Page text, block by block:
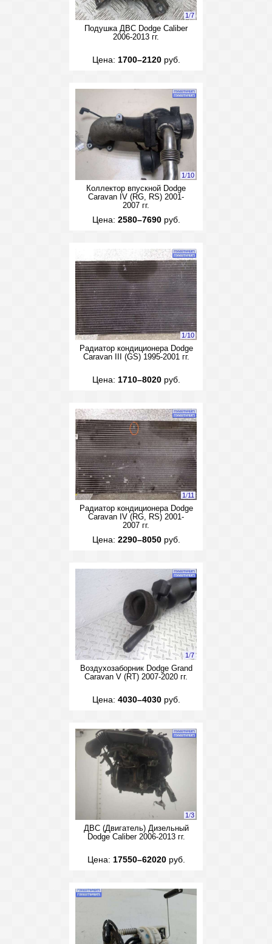
1/7
Подушка ДВС Dodge Caliber
2006-2013 гг.
Цена: 1700–2120руб.
1/10
Коллектор впускной Dodge
Caravan IV (RG, RS) 2001-
2007 гг.
Цена: 2580–7690руб.
1/10
Радиатор кондиционера Dodge
Caravan III (GS) 1995-2001 гг.
Цена: 1710–8020руб.
1/11
Радиатор кондиционера Dodge
Caravan IV (RG, RS) 2001-
2007 гг.
Цена: 2290–8050руб.
1/7
Воздухозаборник Dodge Grand
Caravan V (RT) 2007-2020 гг.
Цена: 4030–4030руб.
1/3
ДВС (Двигатель) Дизельный
Dodge Caliber 2006-2013 гг.
Цена: 17550–62020руб.